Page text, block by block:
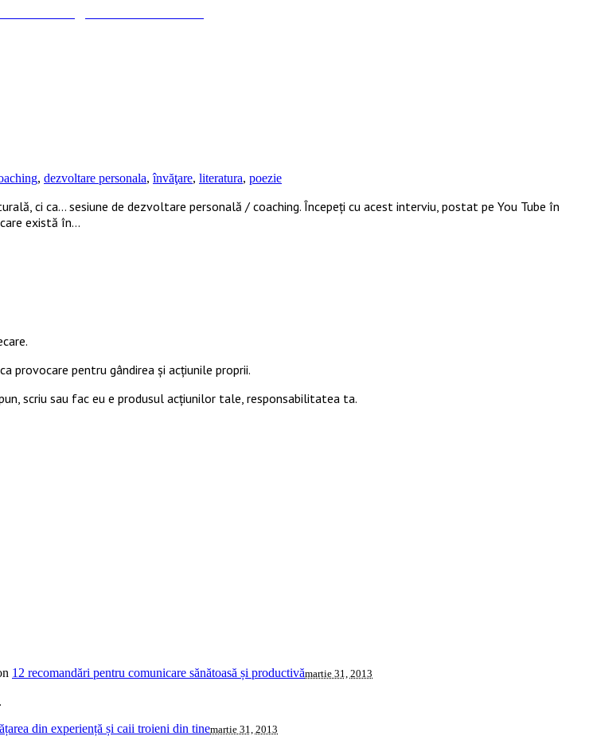
, dezvoltare personala,învăţare, literatura, poezie
ci ca… sesiune de dezvoltare personală / coaching. Începeți cu acest interviu, postat pe You Tube în
există în…
pentru gândirea și acţiunile proprii.
scriu sau fac eu e produsul acțiunilor tale, responsabilitatea ta.
12 recomandări pentru comunicare sănătoasă și productivămartie 31, 2013
din experiență și caii troieni din tinemartie 31, 2013